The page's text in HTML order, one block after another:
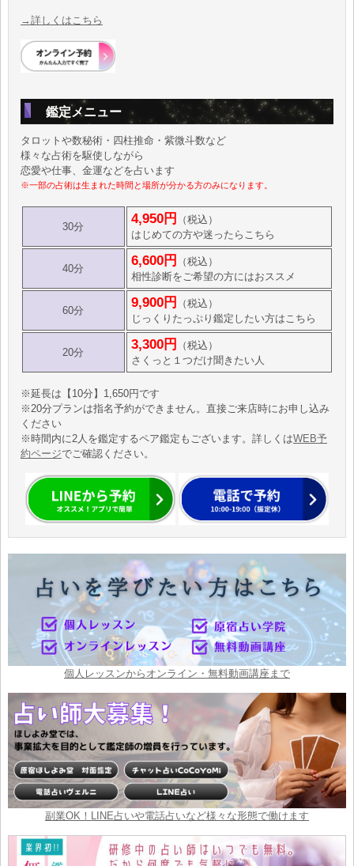
→詳しくはこちら
鑑定メニュー
タロットや数秘術・四柱推命・紫微斗数など
様々な占術を駆使しながら
恋愛や仕事、金運などを占います
※一部の占術は生まれた時間と場所が分かる方のみになります。
30分
4,950円
（税込）
はじめての方や迷ったらこちら
40分
6,600円
（税込）
相性診断をご希望の方にはおススメ
60分
9,900円
（税込）
じっくりたっぷり鑑定したい方はこちら
20分
3,300円
（税込）
さくっと１つだけ聞きたい人
※延長は【10分】1,650円です
※20分プランは指名予約ができません。直接ご来店時にお申し込み
ください
※時間内に2人を鑑定するペア鑑定もございます。詳しくはWEB予
約ページでご確認ください。
個人レッスンからオンライン・無料動画講座まで
副業OK！LINE占いや電話占いなど様々な形態で働けます